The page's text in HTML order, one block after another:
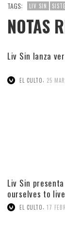
TAGS: LIV SIN
NOTAS
Liv Sin lanza
EL CULTO 25
Liv Sin
ourselves to
EL CULTO 17